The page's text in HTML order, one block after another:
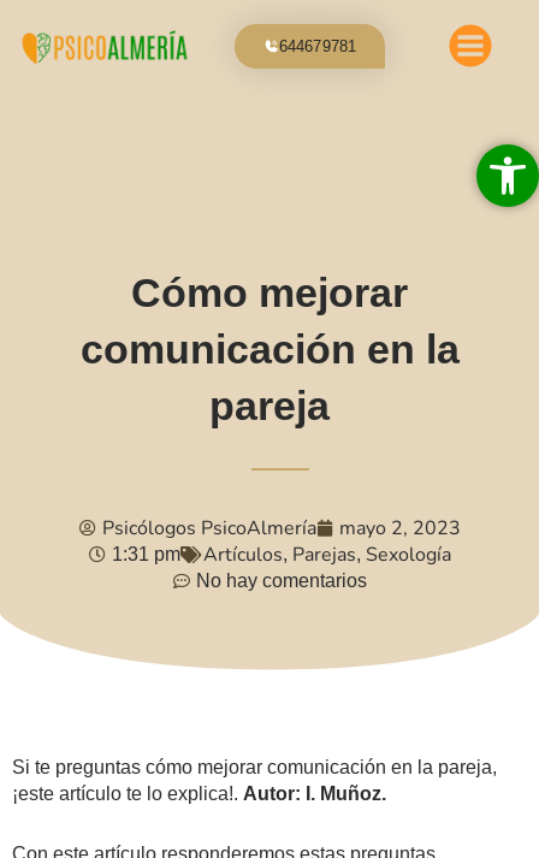
contenido
644679781
Cómo mejorar
comunicación en la
pareja
Psicólogos PsicoAlmería mayo 2, 2023
1:31 pm Artículos, Parejas, Sexología
No hay comentarios
Si te preguntas cómo mejorar comunicación en la pareja,
¡este artículo te lo explica!. Autor: I. Muñoz.
Con este artículo responderemos estas preguntas
Abrir